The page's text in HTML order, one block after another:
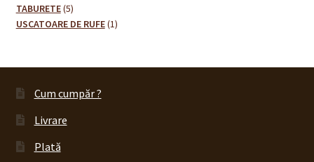
TABURETE 55
produse
USCATOARE DE RUFE 11
Cum cumpăr ?
Livrare
Plată